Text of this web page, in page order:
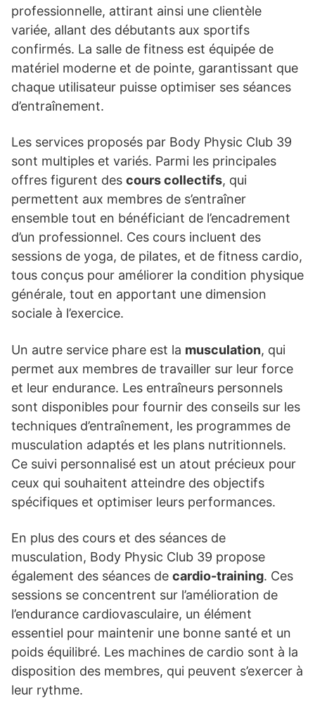
professionnelle, attirant ainsi une clientèle
variée, allant des débutants aux sportifs
confirmés. La salle de fitness est équipée de
matériel moderne et de pointe, garantissant que
chaque utilisateur puisse optimiser ses séances
d’entraînement.
Les services proposés par Body Physic Club 39
sont multiples et variés. Parmi les principales
offres figurent des cours collectifs, qui
permettent aux membres de s’entraîner
ensemble tout en bénéficiant de l’encadrement
d’un professionnel. Ces cours incluent des
sessions de yoga, de pilates, et de fitness cardio,
tous conçus pour améliorer la condition physique
générale, tout en apportant une dimension
sociale à l’exercice.
Un autre service phare est la musculation, qui
permet aux membres de travailler sur leur force
et leur endurance. Les entraîneurs personnels
sont disponibles pour fournir des conseils sur les
techniques d’entraînement, les programmes de
musculation adaptés et les plans nutritionnels.
Ce suivi personnalisé est un atout précieux pour
ceux qui souhaitent atteindre des objectifs
spécifiques et optimiser leurs performances.
En plus des cours et des séances de
musculation, Body Physic Club 39 propose
également des séances de cardio-training. Ces
sessions se concentrent sur l’amélioration de
l’endurance cardiovasculaire, un élément
essentiel pour maintenir une bonne santé et un
poids équilibré. Les machines de cardio sont à la
disposition des membres, qui peuvent s’exercer à
leur rythme.